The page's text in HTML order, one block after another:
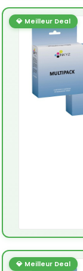
💎 Meilleur Deal
💎 Meilleur Deal